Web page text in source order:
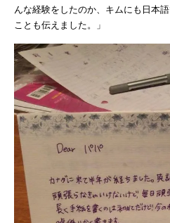
んな経験をしたのか、キムにも日本
ことも伝えました。」